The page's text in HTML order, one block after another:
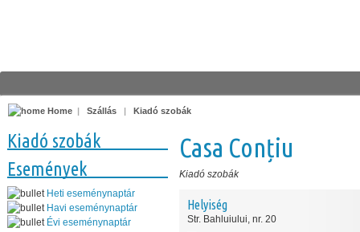
Home | Szállás | Kiadó szobák
Kiadó szobák
Események
Heti eseménynaptár
Havi eseménynaptár
Évi eseménynaptár
Casa Conțiu
Kiadó szobák
Helyiség
Str. Bahluiului, nr. 20